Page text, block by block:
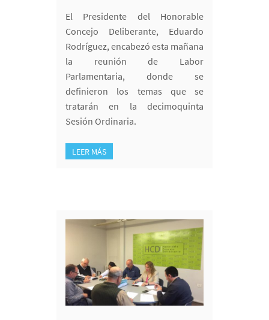
El Presidente del Honorable
Concejo Deliberante, Eduardo
Rodríguez, encabezó esta mañana
la reunión de Labor
Parlamentaria, donde se
definieron los temas que se
tratarán en la decimoquinta
Sesión Ordinaria.
LEER MÁS